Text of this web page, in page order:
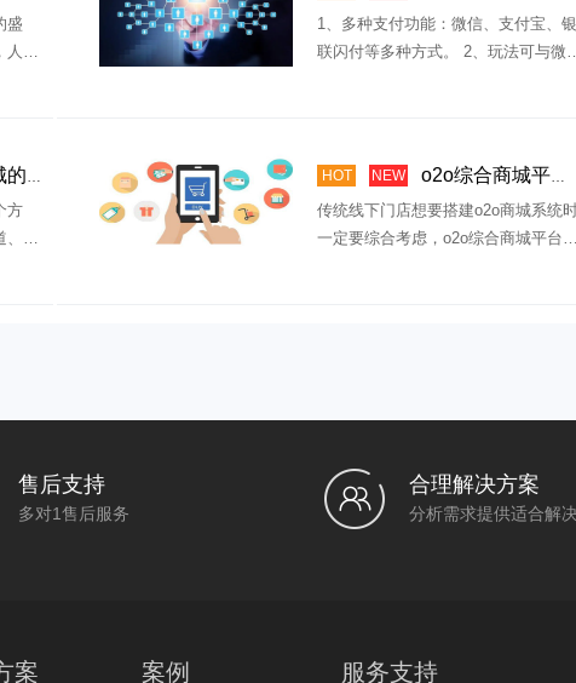
盛
人们
1、多种支付功能：微信、支付宝、银
联闪付等多种方式。 2、玩法可与微
么？
方
、提
HOT NEW o2o综合商城平台系统开发怎么选择？
传统线下门店想要搭建o2o商城系统
一定要综合考虑，o2o综合商城平台系
售后支持
多对1售后服务
合理解决方案
分析需求提供适合解
案 案例 服务支持